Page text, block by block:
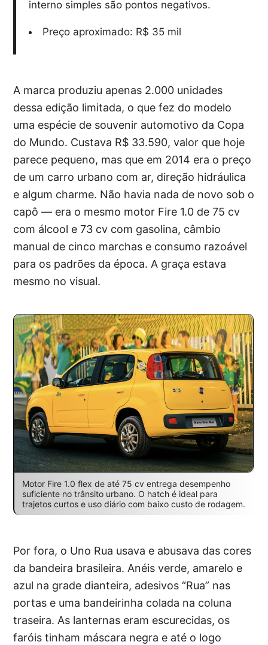
interno simples são pontos negativos.
Preço aproximado: R$ 35 mil
A marca produziu apenas 2.000 unidades
dessa edição limitada, o que fez do modelo
uma espécie de souvenir automotivo da Copa
do Mundo. Custava R$ 33.590, valor que hoje
parece pequeno, mas que em 2014 era o preço
de um carro urbano com ar, direção hidráulica
e algum charme. Não havia nada de novo sob o
capô — era o mesmo motor Fire 1.0 de 75 cv
com álcool e 73 cv com gasolina, câmbio
manual de cinco marchas e consumo razoável
para os padrões da época. A graça estava
mesmo no visual.
Motor Fire 1.0 flex de até 75 cv entrega desempenho
suficiente no trânsito urbano. O hatch é ideal para
trajetos curtos e uso diário com baixo custo de rodagem.
Por fora, o Uno Rua usava e abusava das cores
da bandeira brasileira. Anéis verde, amarelo e
azul na grade dianteira, adesivos “Rua” nas
portas e uma bandeirinha colada na coluna
traseira. As lanternas eram escurecidas, os
faróis tinham máscara negra e até o logo